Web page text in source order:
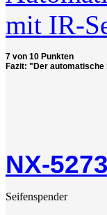
7 von 10 Punkten
Fazit: "Der
NX-
Seifenspender